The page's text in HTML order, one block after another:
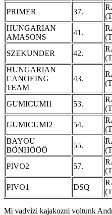
PRIMER 37.
HUNGARIAN
AMASONS
41.
SZEKUNDER 42.
HUNGARIAN
CANOEING
TEAM
43.
GUMICUMI1 53.
GUMICUMI2 54.
BAYOU
BÖNHÖÖÖ
55.
PIVO2 57.
PIVO1 DSQ
Mi vadvízi kajakozni voltunk